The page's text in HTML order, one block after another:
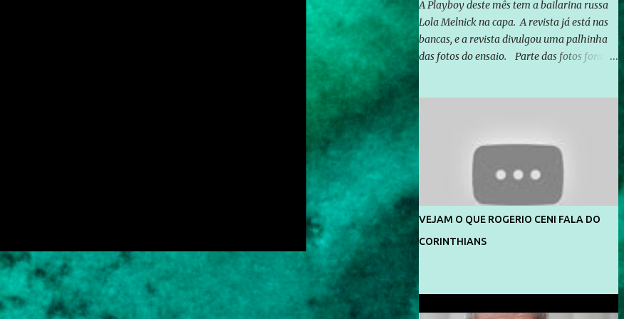
A Playboy deste mês tem a bailarina russa
Lola Melnick na capa. A revista já está nas
bancas, e a revista divulgou uma palhinha
das fotos do ensaio. Parte das fotos foram
divulga capa e primeiras fotos de Lola
Melnick - @aredacao
VEJAM O QUE ROGERIO CENI FALA DO
CORINTHIANS